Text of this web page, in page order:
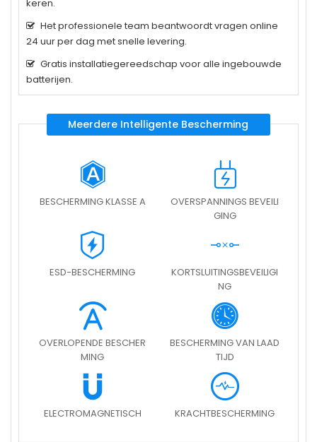
keren.
Het professionele team beantwoordt vragen online
24 uur per dag met snelle levering.
Gratis installatiegereedschap voor alle ingebouwde
batterijen.
Meerdere Intelligente Bescherming
BESCHERMING KLASSE A
OVERSPANNINGS BEVEILI
GING
ESD-BESCHERMING
KORTSLUITINGSBEVEILIGI
NG
OVERLOPENDE BESCHER
MING
BESCHERMING VAN LAAD
TIJD
ELECTROMAGNETISCH KRACHTBESCHERMING